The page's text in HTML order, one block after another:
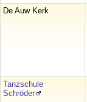
De Auw Kerk
Tanzschule
Schröder